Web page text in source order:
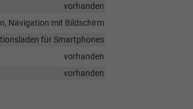
vorhanden
Navigation mit Bildschirm
für Smartphones
vorhanden
vorhanden